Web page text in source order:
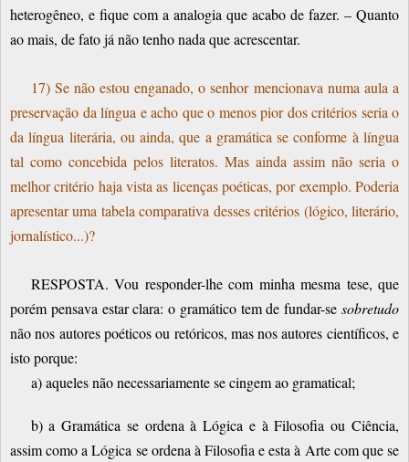
heterogêneo, e fique com a analogia que acabo de fazer. – Quanto
ao mais, de fato já não tenho nada que acrescentar.
17) Se não estou enganado, o senhor mencionava numa aula a
preservação da língua e acho que o menos pior dos critérios seria o
da língua literária, ou ainda, que a gramática se conforme à língua
tal como concebida pelos literatos. Mas ainda assim não seria o
melhor critério haja vista as licenças poéticas, por exemplo. Poderia
apresentar uma tabela comparativa desses critérios (lógico, literário,
jornalístico...)?
RESPOSTA. Vou responder-lhe com minha mesma tese, que
porém pensava estar clara: o gramático tem de fundar-se sobretudo
não nos autores poéticos ou retóricos, mas nos autores científicos, e
isto porque:
a) aqueles não necessariamente se cingem ao gramatical;
b) a Gramática se ordena à Lógica e à Filosofia ou Ciência,
assim como a Lógica se ordena à Filosofia e esta à Arte com que se